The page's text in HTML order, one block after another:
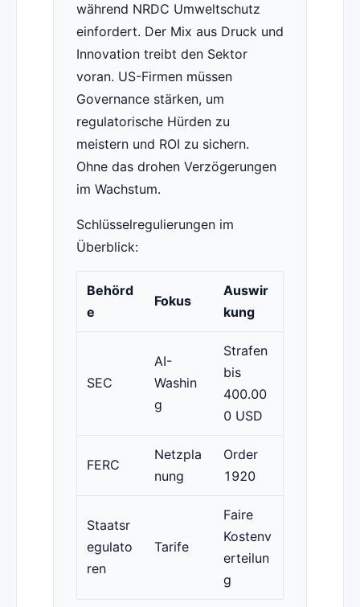
während NRDC Umweltschutz
einfordert. Der Mix aus Druck und
Innovation treibt den Sektor
voran. US-Firmen müssen
Governance stärken, um
regulatorische Hürden zu
meistern und ROI zu sichern.
Ohne das drohen Verzögerungen
im Wachstum.
Schlüsselregulierungen im
Überblick:
Behörd
e
Fokus
Auswir
kung
SEC
AI-
Washin
g
Strafen
bis
400.00
0 USD
FERC
Netzpla
nung
Order
1920
Staatsr
egulato
ren
Tarife
Faire
Kostenv
erteilun
g